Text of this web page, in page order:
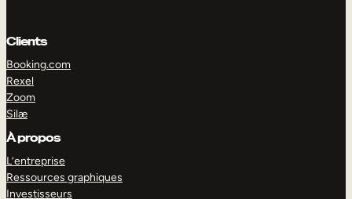
Clients
Booking.com
Rexel
Zoom
Silæ
À propos
L’entreprise
Ressources graphiques
Investisseurs